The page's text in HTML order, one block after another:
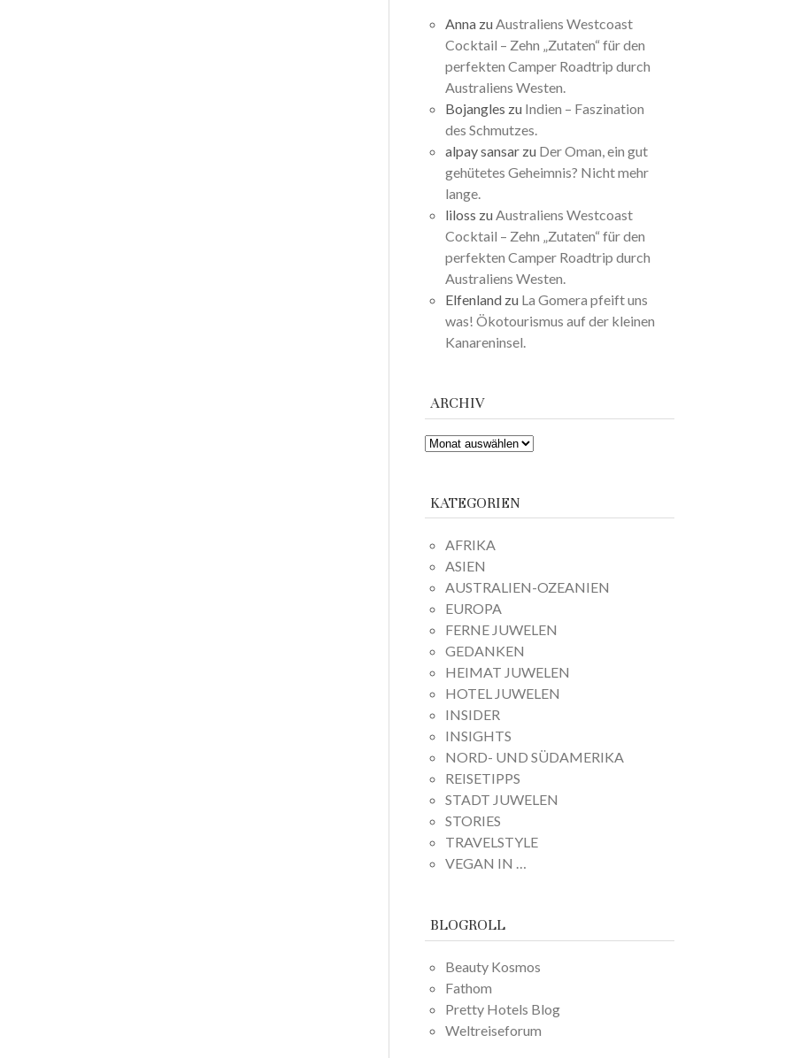
Anna zu Australiens Westcoast
Cocktail – Zehn „Zutaten“ für den
perfekten Camper Roadtrip durch
Australiens Westen.
Bojangles zu Indien – Faszination
des Schmutzes.
alpay sansar zu Der Oman, ein gut
gehütetes Geheimnis? Nicht mehr
lange.
liloss zu Australiens Westcoast
Cocktail – Zehn „Zutaten“ für den
perfekten Camper Roadtrip durch
Australiens Westen.
Elfenland zu La Gomera pfeift uns
was! Ökotourismus auf der kleinen
Kanareninsel.
ARCHIV
ARCHIV
KATEGORIEN
AFRIKA
ASIEN
AUSTRALIEN-OZEANIEN
EUROPA
FERNE JUWELEN
GEDANKEN
HEIMAT JUWELEN
HOTEL JUWELEN
INSIDER
INSIGHTS
NORD- UND SÜDAMERIKA
REISETIPPS
STADT JUWELEN
STORIES
TRAVELSTYLE
VEGAN IN …
BLOGROLL
Beauty Kosmos
Fathom
Pretty Hotels Blog
Weltreiseforum